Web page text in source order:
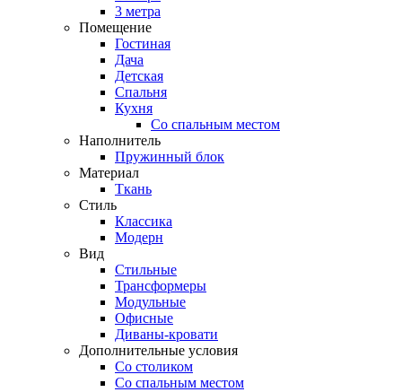
3 метра
Помещение
Гостиная
Дача
Детская
Спальня
Кухня
Со спальным местом
Наполнитель
Пружинный блок
Материал
Ткань
Стиль
Классика
Модерн
Вид
Стильные
Трансформеры
Модульные
Офисные
Диваны-кровати
Дополнительные условия
Со столиком
Со спальным местом